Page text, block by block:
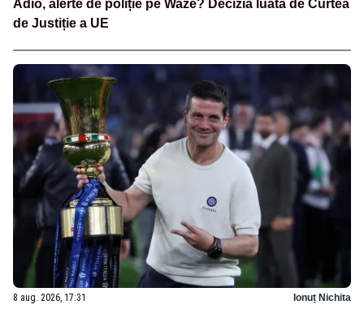
Adio, alerte de poliție pe Waze? Decizia luată de Curtea
de Justiție a UE
8 aug. 2026, 17:31 Ionuț Nichita